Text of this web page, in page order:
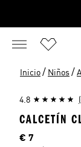
Inicio / Niños /
4.8
CALCETÍN
Precio actual
€ 7